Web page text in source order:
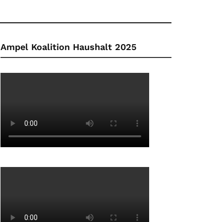
Ampel Koalition Haushalt 2025